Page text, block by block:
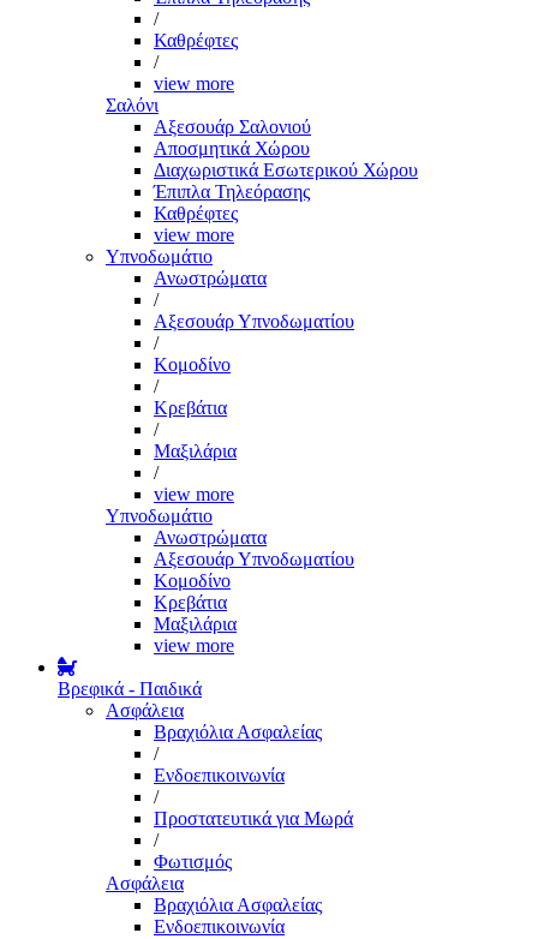
/
Καθρέφτες
/
view more
Σαλόνι
Αξεσουάρ Σαλονιού
Αποσμητικά Χώρου
Διαχωριστικά Εσωτερικού Χώρου
Έπιπλα Τηλεόρασης
Καθρέφτες
view more
Υπνοδωμάτιο
Ανωστρώματα
/
Αξεσουάρ Υπνοδωματίου
/
Κομοδίνο
/
Κρεβάτια
/
Μαξιλάρια
/
view more
Υπνοδωμάτιο
Ανωστρώματα
Αξεσουάρ Υπνοδωματίου
Κομοδίνο
Κρεβάτια
Μαξιλάρια
view more
Βρεφικά - Παιδικά
Ασφάλεια
Βραχιόλια Ασφαλείας
/
Ενδοεπικοινωνία
/
Προστατευτικά για Μωρά
/
Φωτισμός
Ασφάλεια
Βραχιόλια Ασφαλείας
Ενδοεπικοινωνία